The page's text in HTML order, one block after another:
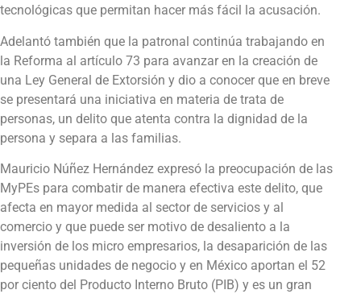
tecnológicas que permitan hacer más fácil la acusación.
Adelantó también que la patronal continúa trabajando en
la Reforma al artículo 73 para avanzar en la creación de
una Ley General de Extorsión y dio a conocer que en breve
se presentará una iniciativa en materia de trata de
personas, un delito que atenta contra la dignidad de la
persona y separa a las familias.
Mauricio Núñez Hernández expresó la preocupación de las
MyPEs para combatir de manera efectiva este delito, que
afecta en mayor medida al sector de servicios y al
comercio y que puede ser motivo de desaliento a la
inversión de los micro empresarios, la desaparición de las
pequeñas unidades de negocio y en México aportan el 52
por ciento del Producto Interno Bruto (PIB) y es un gran